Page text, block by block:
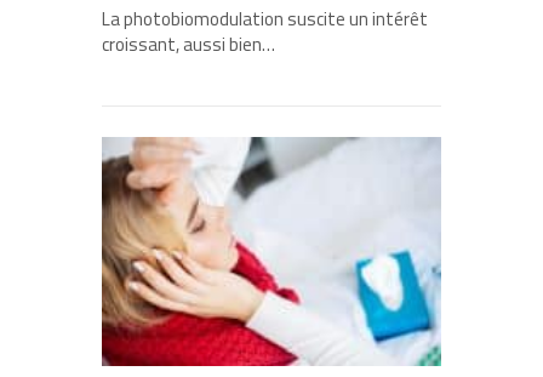
La photobiomodulation suscite un intérêt
croissant, aussi bien…